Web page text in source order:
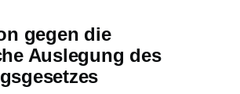
gegen die
Auslegung des